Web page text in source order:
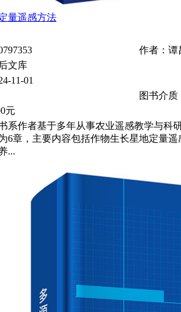
量遥感方法
作者：谭
文库
11-01
图书介质
元
系作者基于多年从事农业遥感教学与科
6章，主要内容包括作物生长星地定量
...